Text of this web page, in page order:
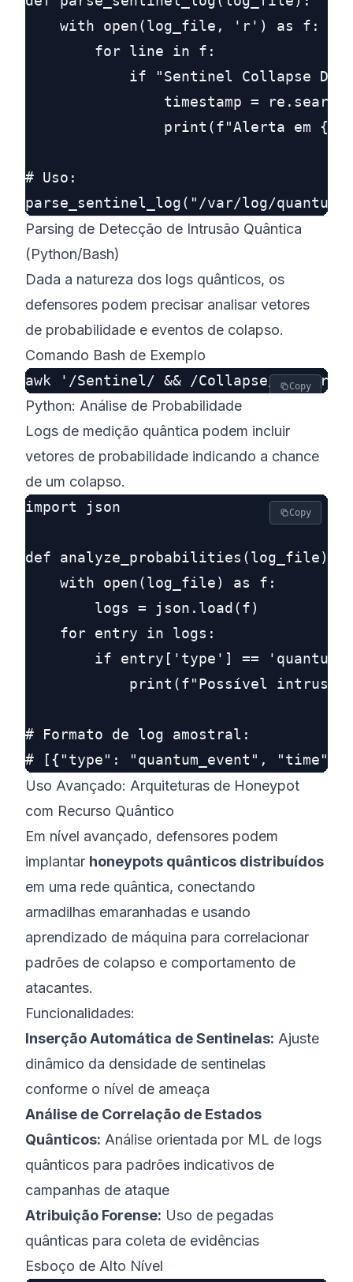
    with open(log_file, 'r') as f:
        for line in f:
if "Sentinel Collapse
timestamp =
print(f"Alerta em
# Uso:
Parsing de Detecção de Intrusão Quântica
(Python/Bash)
Dada a natureza dos logs quânticos, os
defensores podem precisar analisar vetores
de probabilidade e eventos de colapso.
Comando Bash de Exemplo
Copy
Python: Análise de Probabilidade
Logs de medição quântica podem incluir
vetores de probabilidade indicando a chance
de um colapso.
import json
def analyze_probabilities(log_file):
    with open(log_file) as f:
        logs = json.load(f)
    for entry in logs:
if entry['type'] ==
print(f"Possível
# Formato de log amostral:
Copy
Uso Avançado: Arquiteturas de Honeypot
com Recurso Quântico
Em nível avançado, defensores podem
implantar honeypots quânticos distribuídos
em uma rede quântica, conectando
armadilhas emaranhadas e usando
aprendizado de máquina para correlacionar
padrões de colapso e comportamento de
atacantes.
Funcionalidades:
Inserção Automática de Sentinelas: Ajuste
dinâmico da densidade de sentinelas
conforme o nível de ameaça
Análise de Correlação de Estados
Quânticos: Análise orientada por ML de logs
quânticos para padrões indicativos de
campanhas de ataque
Atribuição Forense: Uso de pegadas
quânticas para coleta de evidências
Esboço de Alto Nível